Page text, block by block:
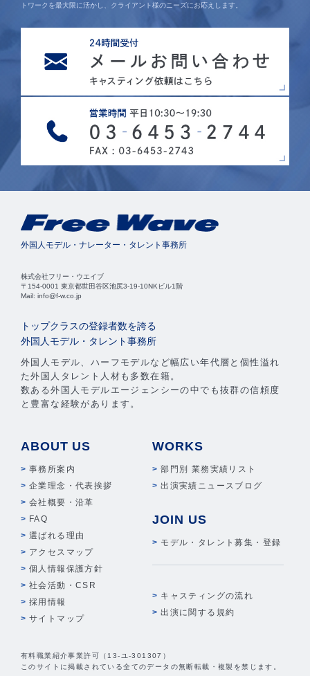
トワークを最大限に活かし、クライアント様のニーズにお応えします。
外国人モデル・ナレーター・タレント事務所
株式会社フリー・ウエイブ
〒154-0001 東京都世田谷区池尻3-19-10NKビル1階
Mail: info@f-w.co.jp
トップクラスの登録者数を誇る
外国人モデル・タレント事務所
外国人モデル、ハーフモデルなど幅広い年代層と個性溢れ
た外国人タレント人材も多数在籍。
数ある外国人モデルエージェンシーの中でも抜群の信頼度
と豊富な経験があります。
ABOUT US
事務所案内
企業理念・代表挨拶
会社概要・沿革
FAQ
選ばれる理由
アクセスマップ
個人情報保護方針
社会活動・CSR
採用情報
サイトマップ
WORKS
部門別 業務実績リスト
出演実績ニュースブログ
JOIN US
モデル・タレント募集・登録
キャスティングの流れ
出演に関する規約
有料職業紹介事業許可（13-ユ-301307）
このサイトに掲載されている全てのデータの無断転載・複製を禁じます。